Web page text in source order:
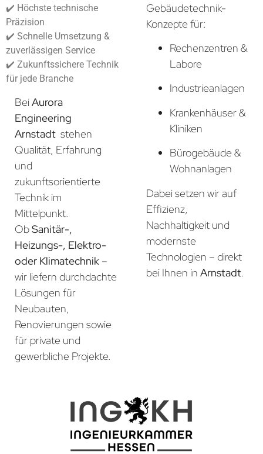
✔️ Höchste technische
Präzision
✔️ Schnelle Umsetzung &
zuverlässigen Service
✔️ Zukunftssichere Technik
für jede Branche
BeiAurora
Engineering
Arnstadt stehen
Qualität, Erfahrung
und
zukunftsorientierte
Technik im
Mittelpunkt.
ObSanitär-,
Heizungs-, Elektro-
oder Klimatechnik –
wir liefern durchdachte
Lösungen für
Neubauten,
Renovierungen sowie
für private und
gewerbliche Projekte.
Gebäudetechnik-
Konzepte für:
Rechenzentren &
Labore
Industrieanlagen
Krankenhäuser &
Kliniken
Bürogebäude &
Wohnanlagen
Dabei setzen wir auf
Effizienz,
Nachhaltigkeit und
modernste
Technologien – direkt
bei Ihnen in Arnstadt.